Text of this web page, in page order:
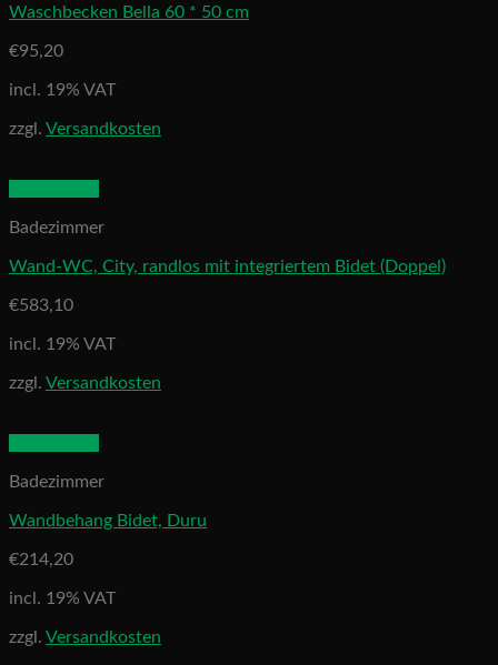
Waschbecken Bella 60 * 50 cm
€95,20
incl. 19% VAT
zzgl. Versandkosten
Badezimmer
Wand-WC, City, randlos mit integriertem Bidet (Doppel)
€583,10
incl. 19% VAT
zzgl. Versandkosten
Badezimmer
Wandbehang Bidet, Duru
€214,20
incl. 19% VAT
zzgl. Versandkosten